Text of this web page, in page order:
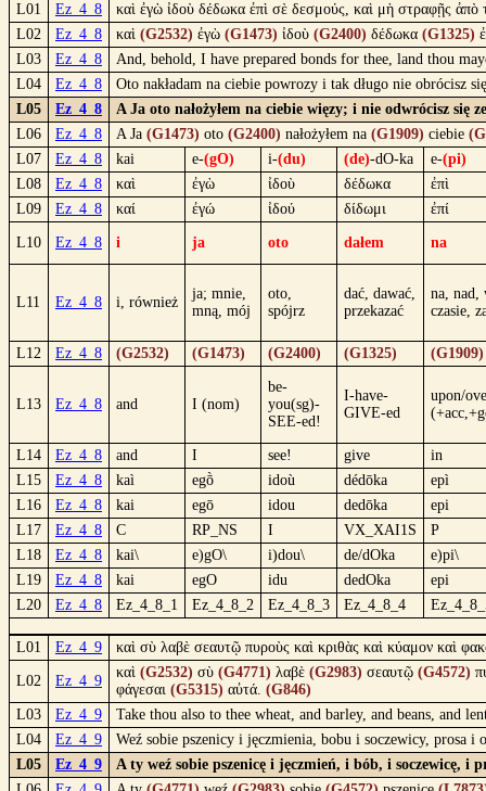
L01 Ez_4_8
καὶ ἐγὼ ἰδοὺ δέδωκα ἐπὶ σὲ δεσμούς, καὶ μὴ στραφῇς
L02
Ez_4_8 καὶ (G2532) ἐγὼ (G1473) ἰδοὺ (G2400) δέδωκα (G1325)
L03
Ez_4_8
And, behold, I have prepared bonds for thee, land thou
L04
Ez_4_8
Oto nakładam na ciebie powrozy i tak długo nie obrócisz
L05
Ez_4_8
A Ja oto nałożyłem na ciebie więzy; i nie odwrócisz
L06
Ez_4_8 A Ja (G1473) oto (G2400) nałożyłem na (G1909) ciebie
L07
Ez_4_8 kai e-(gO) i-(du) (de)-dO-ka e-(pi)
L08
Ez_4_8 καὶ ἐγὼ ἰδοὺ δέδωκα
ἐπὶ
L09
Ez_4_8 καί ἐγώ ἰδού δίδωμι ἐπί
L10 Ez_4_8 i ja oto dałem na
L11 Ez_4_8 i, również
ja; mnie,
mną, mój
oto,
spójrz
dać, dawać,
przekazać
na, nad,
czasie,
L12 Ez_4_8 (G2532) (G1473) (G2400) (G1325) (G1909)
L13 Ez_4_8 and I (nom)
be-
you(sg)-
SEE-ed!
I-have-
GIVE-ed
upon/
L14 Ez_4_8 and I see! give
in
L15
Ez_4_8 kaì egṑ idoù dédōka
epì
L16
Ez_4_8 kai egō idou dedōka
epi
L17
Ez_4_8 C RP_NS I VX_XAI1S
P
L18
Ez_4_8 kai\ e)gO\ i)dou\ de/dOka
e)pi\
L19
Ez_4_8 kai egO idu dedOka
epi
L20
Ez_4_8 Ez_4_8_1 Ez_4_8_2 Ez_4_8_3 Ez_4_8_4
L01 Ez_4_9 καὶ σὺ λαβὲ σεαυτῷ πυροὺς καὶ κριθὰς καὶ κύαμον καὶ
L02 Ez_4_9
καὶ (G2532) σὺ (G4771) λαβὲ (G2983) σεαυτῷ (G4572)
φάγεσαι (G5315) αὐτά. (G846)
L03
Ez_4_9
Take thou also to thee wheat, and barley, and beans, and
L04
Ez_4_9
Weź sobie pszenicy i jęczmienia, bobu i soczewicy, prosa
L05
Ez_4_9
A ty weź sobie pszenicę i jęczmień, i bób, i soczewicę,